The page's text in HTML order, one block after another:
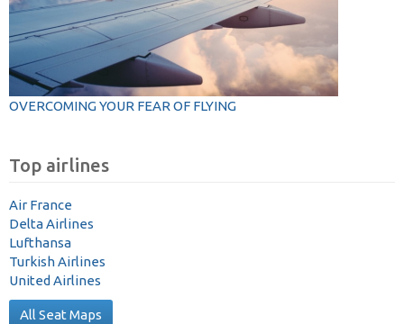
OVERCOMING YOUR FEAR OF FLYING
Top airlines
Air France
Delta Airlines
Lufthansa
Turkish Airlines
United Airlines
All Seat Maps